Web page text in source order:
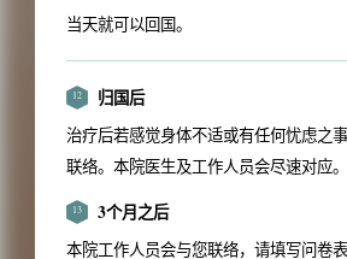
当天就可以回国。
12 归国后
治疗后若感觉身体不适或有任何忧虑之
联络。本院医生及工作人员会尽速对应。
13 3个月之后
本院工作人员会与您联络，请填写问卷